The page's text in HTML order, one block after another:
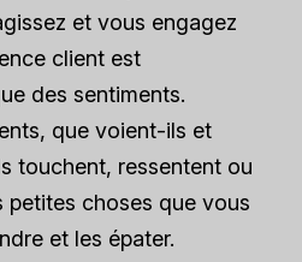
et vous engagez
client est
des sentiments.
que voient-ils et
touchent, ressentent ou
petites choses que vous
et les épater.